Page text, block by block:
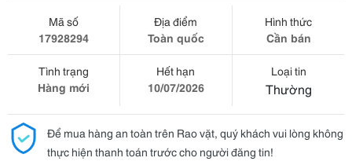
Mã số
17928294
Địa điểm
Toàn quốc
Hình thức
Cần bán
Tình trạng
Hàng mới
Hết hạn
10/07/2026
Loại tin
Thường
Để mua hàng an toàn trên Rao vặt, quý khách vui lòng không
thực hiện thanh toán trước cho người đăng tin!